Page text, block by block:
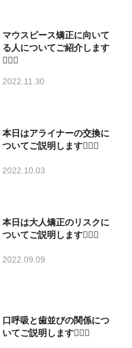
マウスピース矯正に向いて
る人についてご紹介します
💁🏻‍♀️
2022.11.30
本日はアライナーの交換に
ついてご説明します💁🏻‍♀️
2022.10.03
本日は大人矯正のリスクに
ついてご説明します💁🏻‍♀️
2022.09.09
口呼吸と歯並びの関係につ
いてご説明します💁🏻‍♀️